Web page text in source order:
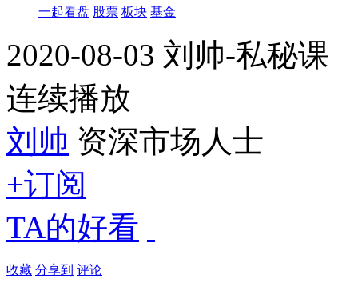
一起看盘 股票 板块 基金
2020-08-03 刘帅-私秘课
连续播放
刘帅 资深市场人士
+订阅
TA的好看
收藏 分享到 评论